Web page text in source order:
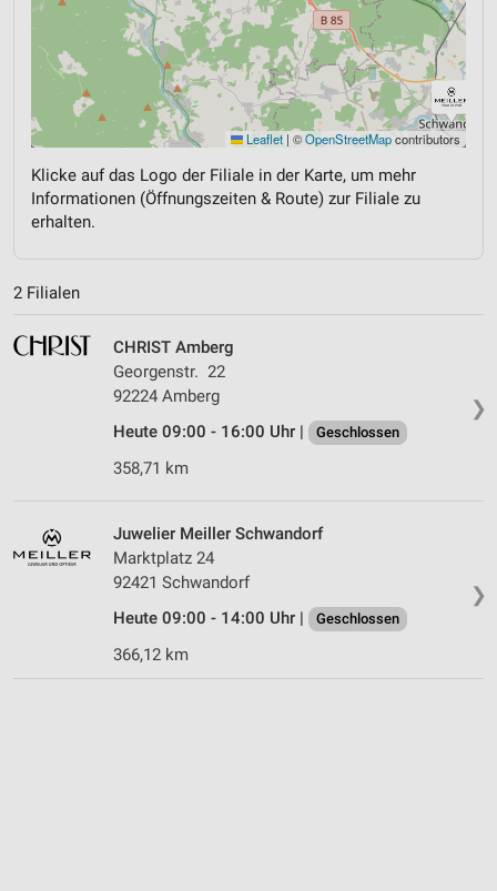
Leaflet | ©OpenStreetMapcontributors
Klicke auf das Logo der Filiale in der Karte, um mehr
Informationen (Öffnungszeiten & Route) zur Filiale zu
erhalten.
2 Filialen
❯
CHRIST Amberg
Georgenstr. 22
92224 Amberg
Heute 09:00 - 16:00 Uhr |
Geschlossen
358,71 km
❯
Juwelier Meiller Schwandorf
Marktplatz 24
92421 Schwandorf
Heute 09:00 - 14:00 Uhr |
Geschlossen
366,12 km